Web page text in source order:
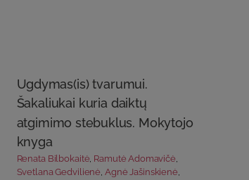
Ugdymas(is) tvarumui.
Šakaliukai kuria daiktų
atgimimo stebuklus. Mokytojo
knyga
Renata Bilbokaitė Ramutė Adomavičė
Svetlana Gedvilienė,Agnė Jašinskienė,